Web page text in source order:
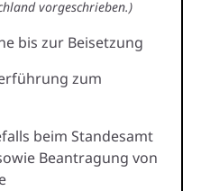
vorgeschrieben.)
bis zur Beisetzung
zum
beim Standesamt
Beantragung von